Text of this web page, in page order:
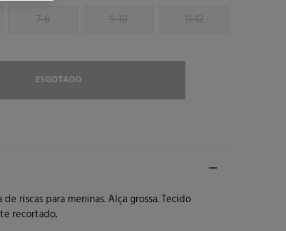
7-8 9-10 11-12
ESGOTADO
de riscas para meninas. Alça grossa. Tecido
recortado.